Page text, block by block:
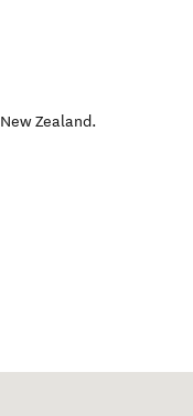
New Zealand.